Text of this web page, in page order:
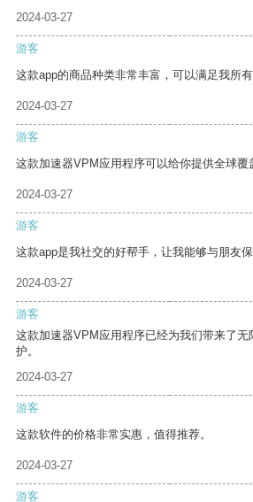
2024-03-27
游客
这款app的商品种类非常丰富，可以满足我所有
2024-03-27
游客
这款加速器VPM应用程序可以给你提供全球覆
2024-03-27
游客
这款app是我社交的好帮手，让我能够与朋友
2024-03-27
游客
这款加速器VPM应用程序已经为我们带来了
护。
2024-03-27
游客
这款软件的价格非常实惠，值得推荐。
2024-03-27
游客